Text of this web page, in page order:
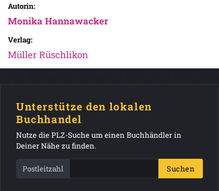
Autorin:
Monika Hannawacker
Verlag:
Müller Rüschlikon
Unterstütze den lokalen
Buchhandel
Nutze die PLZ-Suche um einen Buchhändler in
Deiner Nähe zu finden.
Postleitzahl Suchen